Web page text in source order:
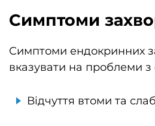
Симптоми
Симптоми ендокринних
вказувати на проблеми
Відчуття втоми та